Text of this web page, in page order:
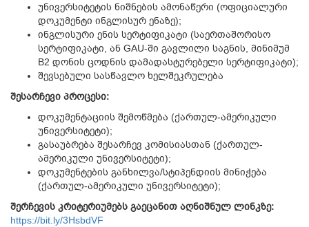
უნივერსიტეტის ნიშნების ამონაწერი (ოფიციალური
დოკუმენტი ინგლისურ ენაზე);
ინგლისური ენის სერტიფიკატი (საერთაშორისო
სერტიფიკატი, ან GAU-ში გავლილი საგნის, მინიმუმ
B2 დონის ცოდნის დამადასტურებელი სერტიფიკატი);
შევსებული სასწავლო ხელშეკრულება
შესარჩევი პროცესი:
დოკუმენტაციის შემოწმება (ქართულ-ამერიკული
უნივერსიტეტი);
გასაუბრება შესარჩევ კომისიასთან (ქართულ-
ამერიკული უნივერსიტეტი);
დოკუმენტების განხილვა/სტიპენდიის მინიჭება
(ქართულ-ამერიკული უნივერსიტეტი);
შერჩევის კრიტერიუმებს გაეცანით აღნიშნულ ლინკზე:
https://bit.ly/3HsbdVF